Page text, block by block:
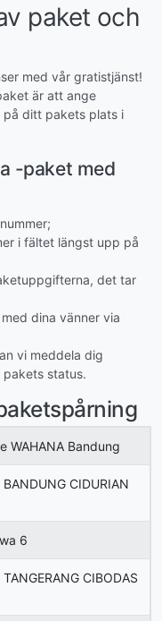
paket och
med vår gratistjänst!
är att ange
på ditt pakets plats i
-paket med
i fältet längst upp på
det tar
dina vänner via
vi meddela dig
status.
WAHANA Bandung
CIDURIAN
6
CIBODAS